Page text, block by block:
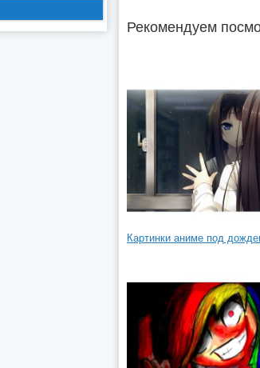
Рекомендуем
Картинки аниме под